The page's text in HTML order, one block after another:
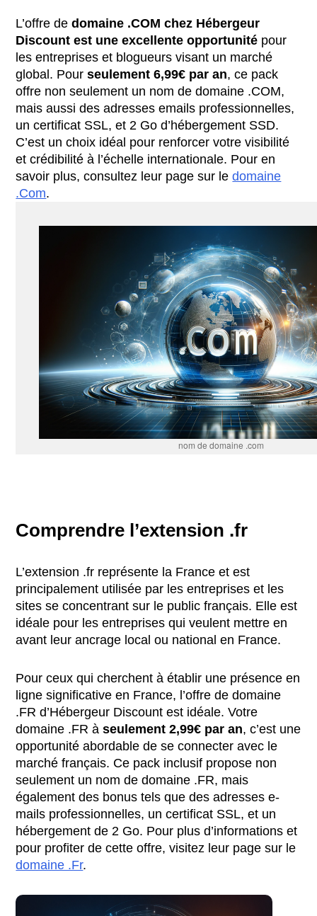
L’offre dedomaine .COM chez Hébergeur
Discount est une excellente opportunité pour
les entreprises et blogueurs visant un marché
global. Pourseulement 6,99€ par an, ce pack
offre non seulement un nom de domaine .COM,
mais aussi des adresses emails professionnelles,
un certificat SSL, et 2 Go d’hébergement SSD.
C’est un choix idéal pour renforcer votre visibilité
et crédibilité à l’échelle internationale. Pour en
savoir plus, consultez leur page sur ledomaine
.Com.
nom de domaine .com
Comprendre l’extension .fr
L’extension .fr représente la France et est
principalement utilisée par les entreprises et les
sites se concentrant sur le public français. Elle est
idéale pour les entreprises qui veulent mettre en
avant leur ancrage local ou national en France.
Pour ceux qui cherchent à établir une présence en
ligne significative en France, l’offre de domaine
.FR d’Hébergeur Discount est idéale. Votre
domaine .FR àseulement 2,99€ par an, c’est une
opportunité abordable de se connecter avec le
marché français. Ce pack inclusif propose non
seulement un nom de domaine .FR, mais
également des bonus tels que des adresses e-
mails professionnelles, un certificat SSL, et un
hébergement de 2 Go. Pour plus d’informations et
pour profiter de cette offre, visitez leur page sur le
domaine .Fr.